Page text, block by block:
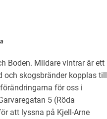
Boden. Mildare vintrar är ett
och skogsbränder kopplas till
för oss i
5 (Röda
att lyssna på Kjell-Arne